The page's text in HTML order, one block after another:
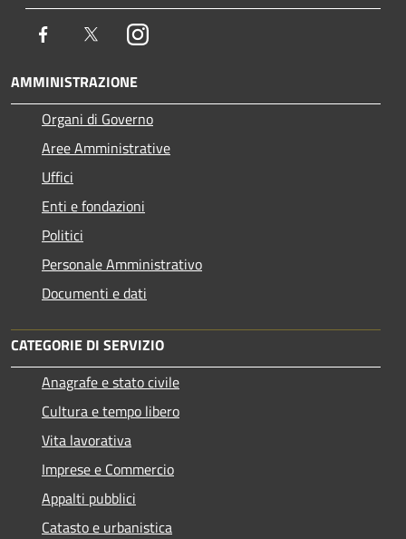
Facebook TwitterInstagram
AMMINISTRAZIONE
Organi di Governo
Aree Amministrative
Uffici
Enti e fondazioni
Politici
Personale Amministrativo
Documenti e dati
CATEGORIE DI SERVIZIO
Anagrafe e stato civile
Cultura e tempo libero
Vita lavorativa
Imprese e Commercio
Appalti pubblici
Catasto e urbanistica